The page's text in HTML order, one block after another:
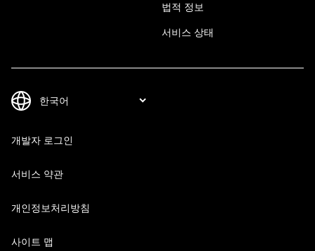
법적 정보
서비스 상태
개발자 로그인
서비스 약관
개인정보처리방침
사이트 맵